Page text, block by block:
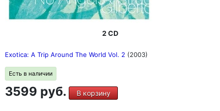
2 CD
Exotica: A Trip Around The World Vol. 2 (2003)
Есть в наличии
3599 руб. В корзину